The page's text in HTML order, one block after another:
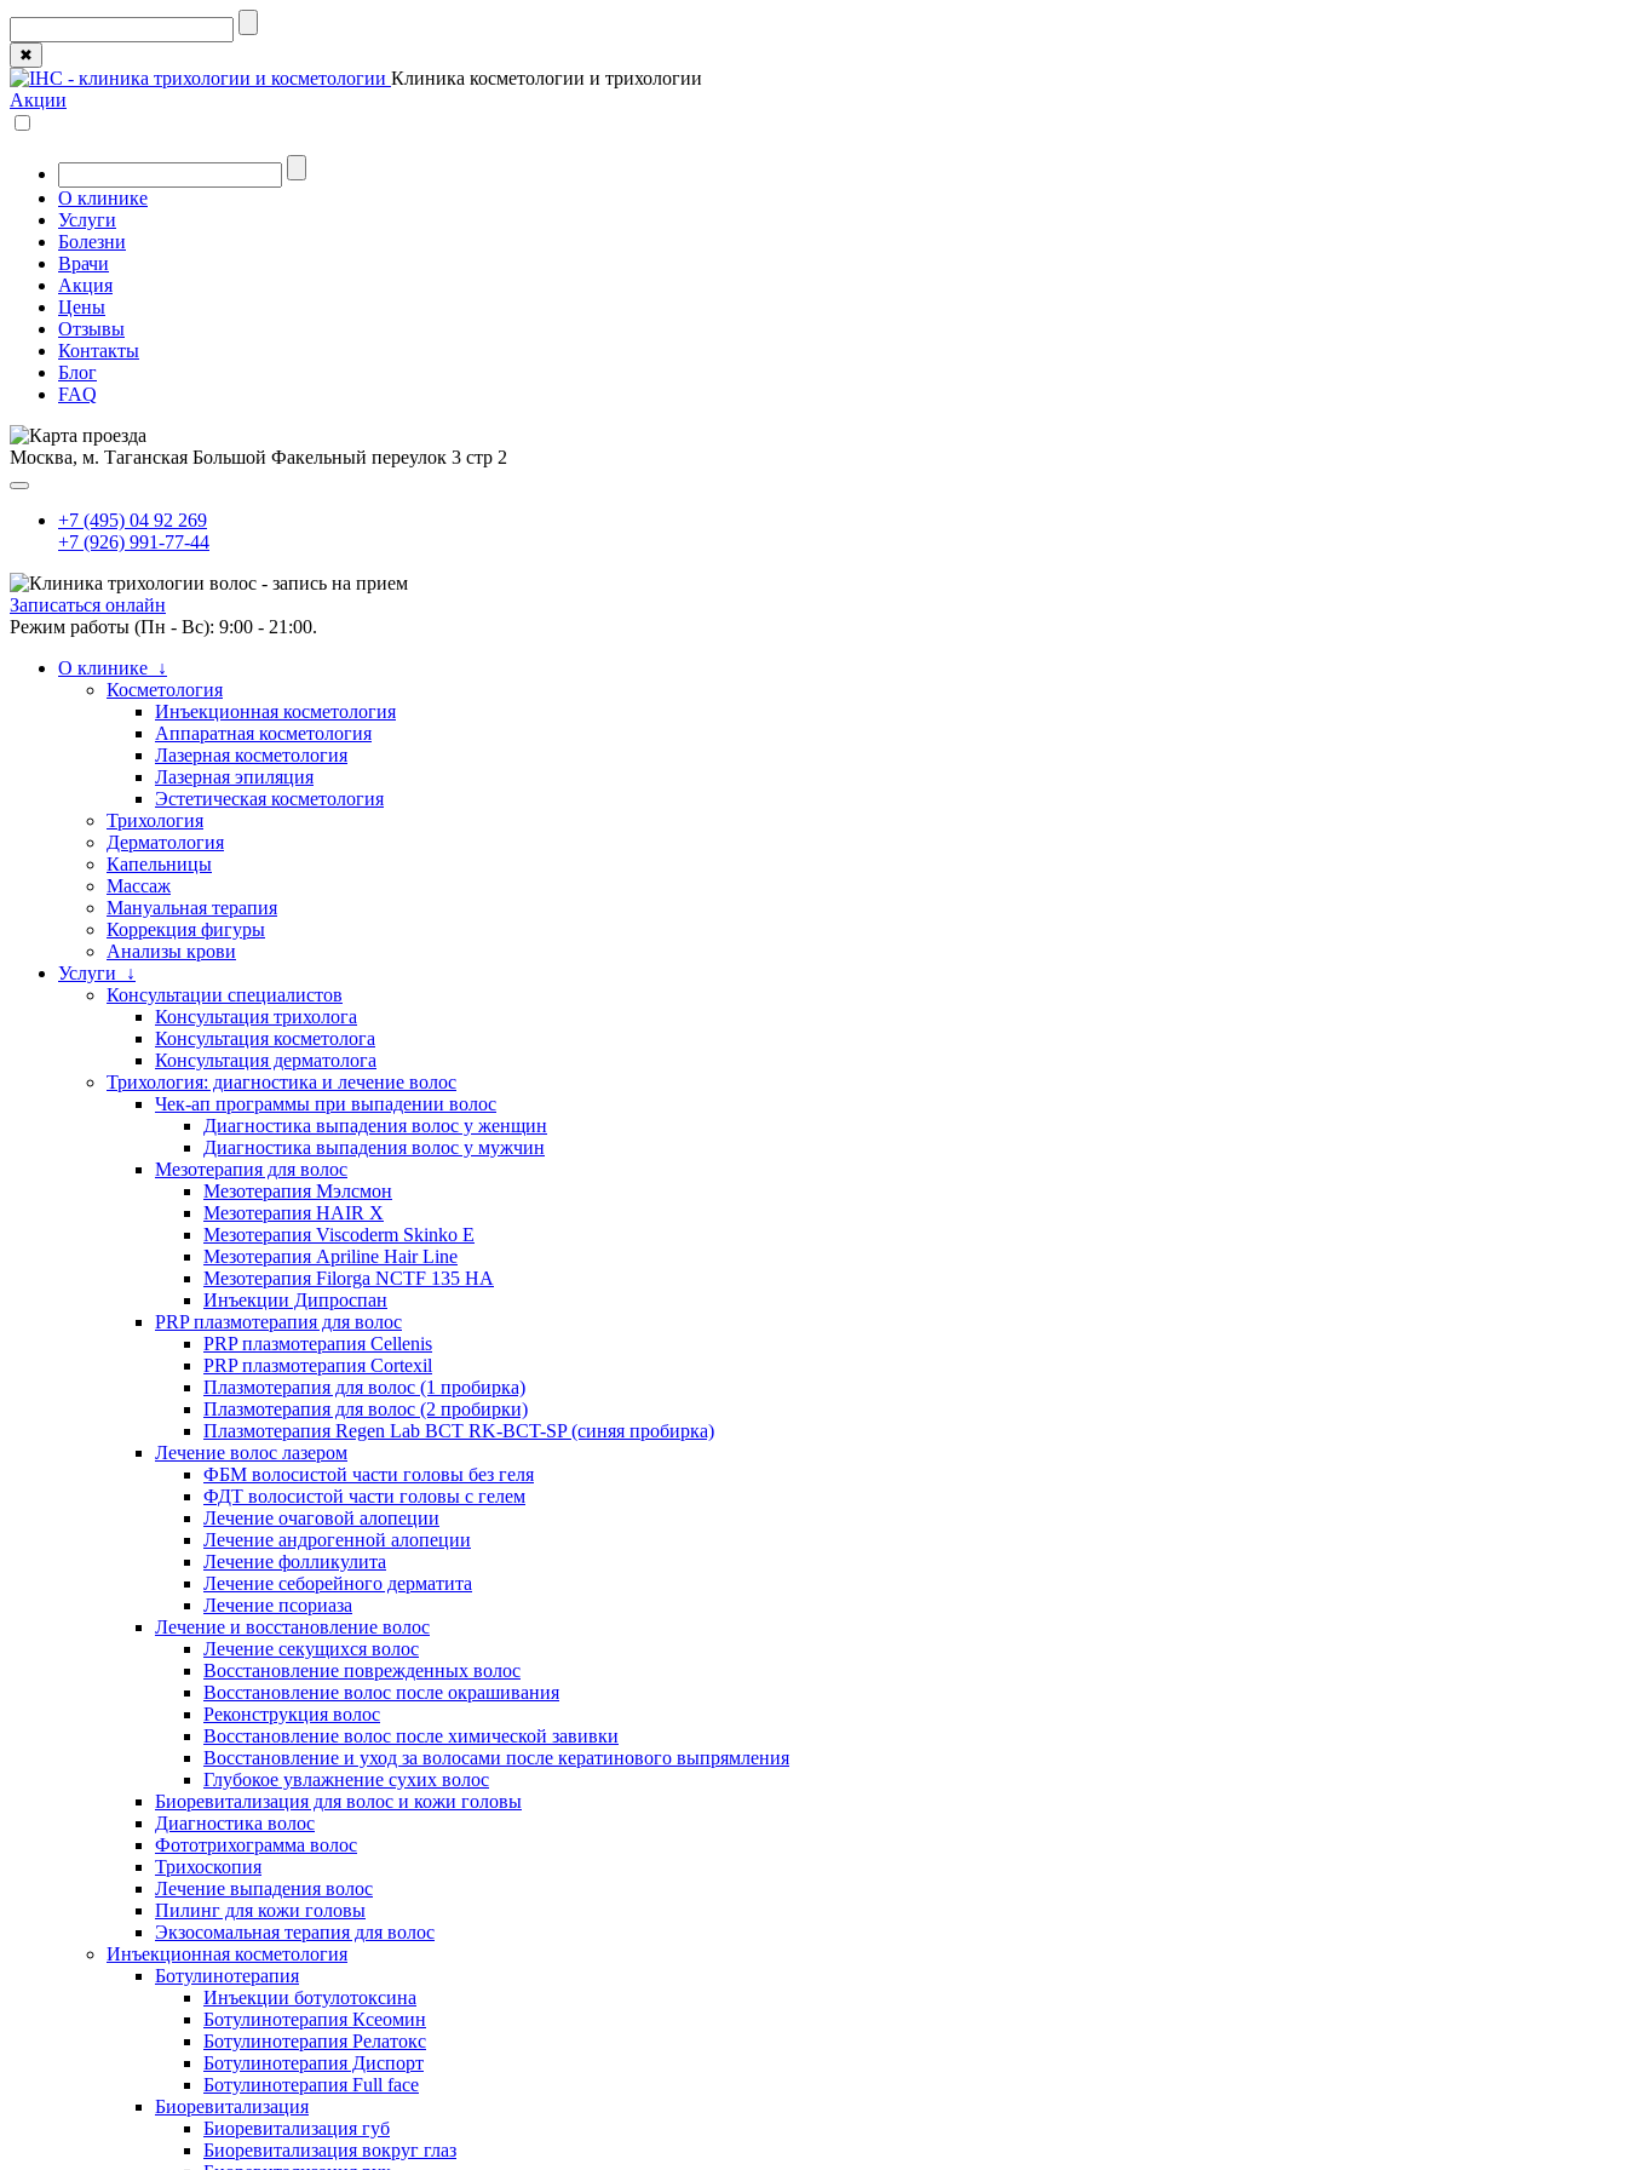
✖
Клиника косметологии и трихологии
Акции
О клинике
Услуги
Болезни
Врачи
Акция
Цены
Отзывы
Контакты
Блог
FAQ
Москва, м. Таганская Большой Факельный переулок 3 стр 2
+7 (495) 04 92 269
+7 (926) 991-77-44
Записаться онлайн
Режим работы (Пн - Вс): 9:00 - 21:00.
О клинике ↓
Косметология
Инъекционная косметология
Аппаратная косметология
Лазерная косметология
Лазерная эпиляция
Эстетическая косметология
Трихология
Дерматология
Капельницы
Массаж
Мануальная терапия
Коррекция фигуры
Анализы крови
Услуги ↓
Консультации специалистов
Консультация трихолога
Консультация косметолога
Консультация дерматолога
Трихология: диагностика и лечение волос
Чек-ап программы при выпадении волос
Диагностика выпадения волос у женщин
Диагностика выпадения волос у мужчин
Мезотерапия для волос
Мезотерапия Мэлсмон
Мезотерапия HAIR X
Мезотерапия Viscoderm Skinko E
Мезотерапия Apriline Hair Line
Мезотерапия Filorga NCTF 135 HA
Инъекции Дипроспан
PRP плазмотерапия для волос
PRP плазмотерапия Cellenis
PRP плазмотерапия Cortexil
Плазмотерапия для волос (1 пробирка)
Плазмотерапия для волос (2 пробирки)
Плазмотерапия Regen Lab BCT RK-BCT-SP (синяя пробирка)
Лечение волос лазером
ФБМ волосистой части головы без геля
ФДТ волосистой части головы с гелем
Лечение очаговой алопеции
Лечение андрогенной алопеции
Лечение фолликулита
Лечение себорейного дерматита
Лечение псориаза
Лечение и восстановление волос
Лечение секущихся волос
Восстановление поврежденных волос
Восстановление волос после окрашивания
Реконструкция волос
Восстановление волос после химической завивки
Восстановление и уход за волосами после кератинового выпрямления
Глубокое увлажнение сухих волос
Биоревитализация для волос и кожи головы
Диагностика волос
Фототрихограмма волос
Трихоскопия
Лечение выпадения волос
Пилинг для кожи головы
Экзосомальная терапия для волос
Инъекционная косметология
Ботулинотерапия
Инъекции ботулотоксина
Ботулинотерапия Ксеомин
Ботулинотерапия Релатокс
Ботулинотерапия Диспорт
Ботулинотерапия Full face
Биоревитализация
Биоревитализация губ
Биоревитализация вокруг глаз